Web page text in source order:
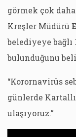
görmek çok
Kreşler Müdürü
belediyeye bağlı
bulunduğunu
“Korornavirüs
günlerde
ulaşıyoruz.”